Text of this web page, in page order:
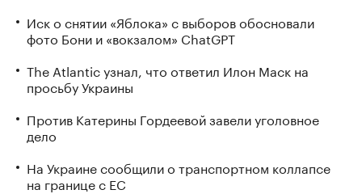
Иск о снятии «Яблока» с выборов обосновали
фото Бони и «вокзалом» ChatGPT
The Atlantic узнал, что ответил Илон Маск на
просьбу Украины
Против Катерины Гордеевой завели уголовное
дело
На Украине сообщили о транспортном коллапсе
на границе с ЕС